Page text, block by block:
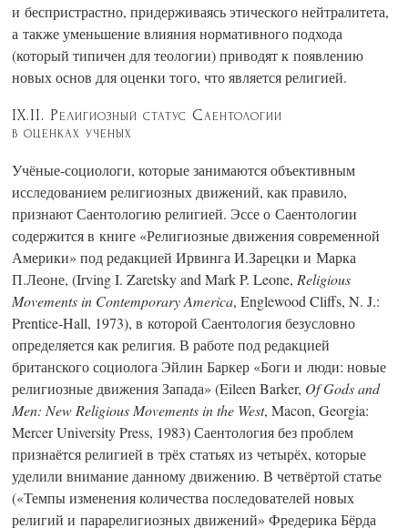
и беспристрастно, придерживаясь этического нейтралитета,
а также уменьшение влияния нормативного подхода
(который типичен для теологии) приводят к появлению
новых основ для оценки того, что является религией.
IX.II. Религиозный статус Саентологии
в оценках ученых
Учёные-социологи, которые занимаются объективным
исследованием религиозных движений, как правило,
признают Саентологию религией. Эссе о Саентологии
содержится в книге «Религиозные движения современной
Америки» под редакцией Ирвинга И.Зарецки и Марка
П.Леоне, (Irving I. Zaretsky and Mark P. Leone, Religious
Movements in Contemporary America, Englewood Cliffs, N. J.:
Prentice-Hall, 1973), в которой Саентология безусловно
определяется как религия. В работе под редакцией
британского социолога Эйлин Баркер «Боги и люди: новые
религиозные движения Запада» (Eileen Barker, Of Gods and
Men: New Religious Movements in the West, Macon, Georgia:
Mercer University Press, 1983) Саентология без проблем
признаётся религией в трёх статьях из четырёх, которые
уделили внимание данному движению. В четвёртой статье
(«Темпы изменения количества последователей новых
религий и парарелигиозных движений» Фредерика Бёрда